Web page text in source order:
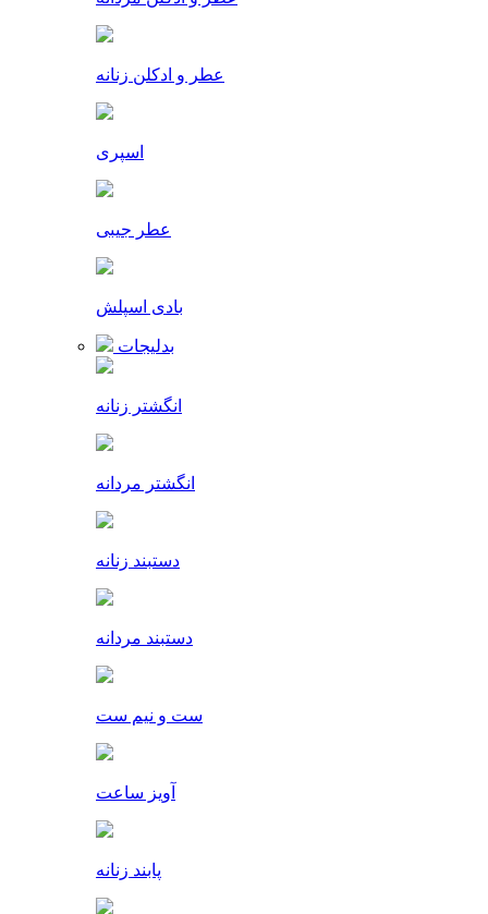
عطر و ادکلن زنانه
اسپری
عطر جیبی
بادی اسپلش
بدلیجات
انگشتر زنانه
انگشتر مردانه
دستبند زنانه
دستبند مردانه
ست و نیم ست
آویز ساعت
پابند زنانه